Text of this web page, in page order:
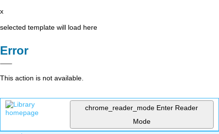
x
selected template will load here
Error
This action is not available.
chrome_reader_mode Enter Reader
Mode